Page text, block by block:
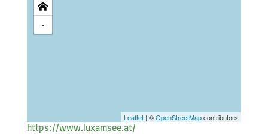
-
Leaflet | ©OpenStreetMapcontributors
https://www.luxamsee.at/